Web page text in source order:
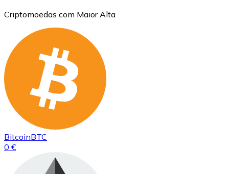
Criptomoedas com Maior Alta
BitcoinBTC
0 €